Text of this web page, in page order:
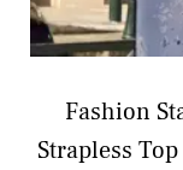
Fashion
Strapless